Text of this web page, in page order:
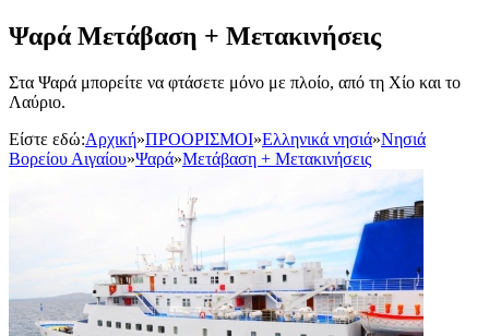
Ψαρά Μετάβαση + Μετακινήσεις
Στα Ψαρά μπορείτε να φτάσετε μόνο με πλοίο, από τη Χίο και το
Λαύριο.
Είστε εδώ:Αρχική»ΠΡΟΟΡΙΣΜΟΙ»Ελληνικά νησιά»Νησιά
Βορείου Αιγαίου»Ψαρά»Μετάβαση + Μετακινήσεις